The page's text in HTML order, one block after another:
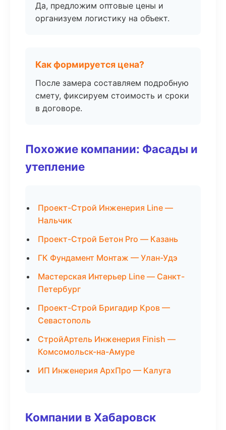
Да, предложим оптовые цены и
организуем логистику на объект.
Как формируется цена?
После замера составляем подробную
смету, фиксируем стоимость и сроки
в договоре.
Похожие компании: Фасады и
утепление
Проект-Строй Инженерия Line —
Нальчик
Проект-Строй Бетон Pro — Казань
ГК Фундамент Монтаж — Улан-Удэ
Мастерская Интерьер Line — Санкт-
Петербург
Проект-Строй Бригадир Кров —
Севастополь
СтройАртель Инженерия Finish —
Комсомольск-на-Амуре
ИП Инженерия АрхПро — Калуга
Компании в Хабаровск